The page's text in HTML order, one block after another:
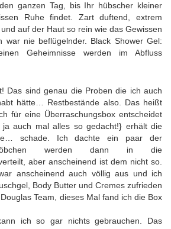
ganzen Tag, bis Ihr hübscher kleiner
Ruhe findet. Zart duftend, extrem
auf der Haut so rein wie das Gewissen
war nie beflügelnder. Black Shower Gel:
Geheimnisse werden im Abfluss
Das sind genau die Proben die ich auch
hätte… Restbestände also. Das heißt
für eine Überraschungsbox entscheidet
auch mal alles so gedacht!} erhält die
schade. Ich dachte ein paar der
werden dann in die
aber anscheinend ist dem nicht so.
anscheinend auch völlig aus und ich
Body Butter und Cremes zufrieden
Team, dieses Mal fand ich die Box
ich so gar nichts gebrauchen. Das